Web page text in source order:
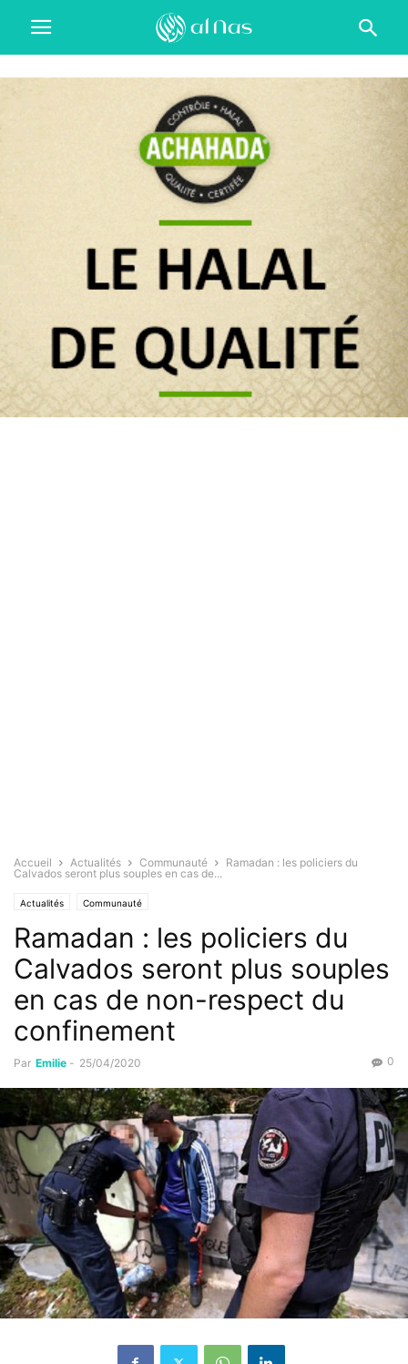
Accueil Actualités Communauté
Ramadan : les policiers du
Calvados seront plus souples en cas de...
Actualités Communauté
Ramadan : les policiers du
Calvados seront plus souples
en cas de non-respect du
confinement
Par Emilie - 25/04/2020 0